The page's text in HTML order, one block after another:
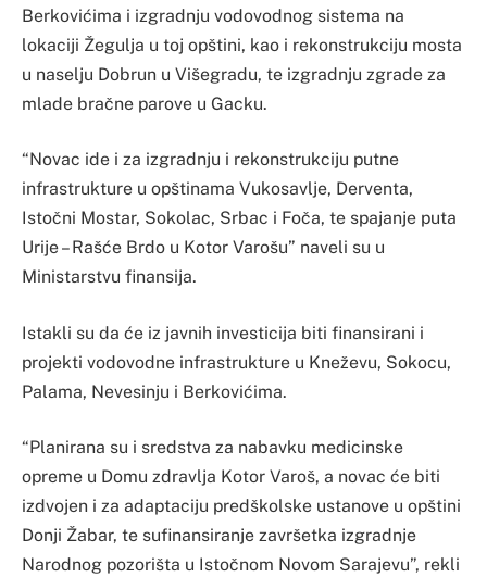
Berkovićima i izgradnju vodovodnog sistema na
lokaciji Žegulja u toj opštini, kao i rekonstrukciju mosta
u naselju Dobrun u Višegradu, te izgradnju zgrade za
mlade bračne parove u Gacku.
“Novac ide i za izgradnju i rekonstrukciju putne
infrastrukture u opštinama Vukosavlje, Derventa,
Istočni Mostar, Sokolac, Srbac i Foča, te spajanje puta
Urije – Rašće Brdo u Kotor Varošu” naveli su u
Ministarstvu finansija.
Istakli su da će iz javnih investicija biti finansirani i
projekti vodovodne infrastrukture u Kneževu, Sokocu,
Palama, Nevesinju i Berkovićima.
“Planirana su i sredstva za nabavku medicinske
opreme u Domu zdravlja Kotor Varoš, a novac će biti
izdvojen i za adaptaciju predškolske ustanove u opštini
Donji Žabar, te sufinansiranje završetka izgradnje
Narodnog pozorišta u Istočnom Novom Sarajevu”, rekli